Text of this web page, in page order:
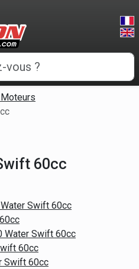
60cc
Swift 60cc
Water Swift 60cc
60cc
Swift 60cc